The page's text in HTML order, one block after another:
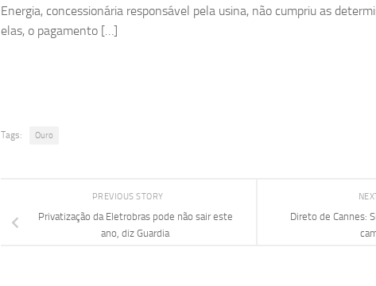
Energia, concessionária responsável pela usina, não cumpriu as
elas, o pagamento […]
Tags: Ouro
Direto de Cannes:
PREVIOUS STORY
Privatização da Eletrobras pode não sair este
ano, diz Guardia